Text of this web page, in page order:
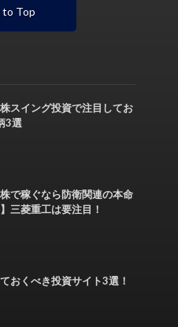
to Top
スイング投資で注目してお
3選
で稼ぐなら防衛関連の本命
三菱重工は要注目！
おくべき投資サイト3選！